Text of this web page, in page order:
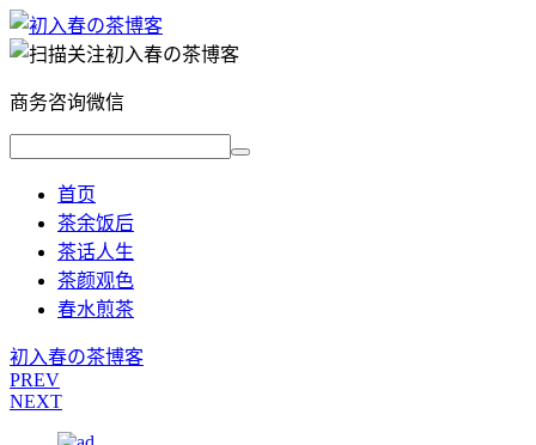
商务咨询微信
首页
茶余饭后
茶话人生
茶颜观色
春水煎茶
初入春の茶博客
PREV
NEXT